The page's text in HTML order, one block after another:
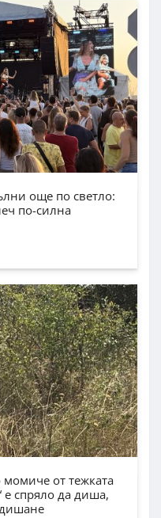
още по светло:
по-силна
от тежката
е спряло да диша,